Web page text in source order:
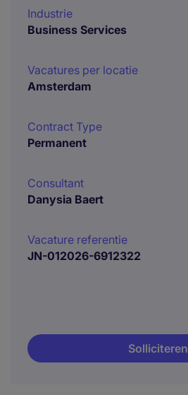
Industrie
Business Services
Vacatures per locatie
Amsterdam
Contract Type
Permanent
Consultant
Danysia Baert
Vacature referentie
JN-012026-6912322
Solliciteren